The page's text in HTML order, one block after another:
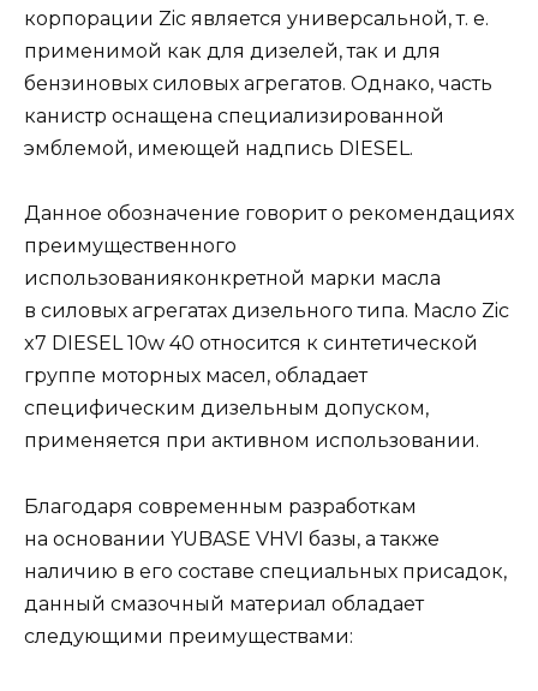
корпорации Zic является универсальной, т. е.
применимой как для дизелей, так и для
бензиновых силовых агрегатов. Однако, часть
канистр оснащена специализированной
эмблемой, имеющей надпись DIESEL.
Данное обозначение говорит о рекомендациях
преимущественного
использованияконкретной марки масла
в силовых агрегатах дизельного типа. Масло Zic
x7 DIESEL 10w 40 относится к синтетической
группе моторных масел, обладает
специфическим дизельным допуском,
применяется при активном использовании.
Благодаря современным разработкам
на основании YUBASE VHVI базы, а также
наличию в его составе специальных присадок,
данный смазочный материал обладает
следующими преимуществами: